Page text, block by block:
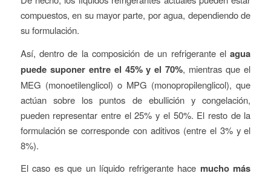
compuestos, en su mayor parte, por agua, dependiendo de
su formulación.
Así, dentro de la composición de un refrigerante elagua
puede suponer entre el 45% y el 70%, mientras que el
MEG (monoetilenglicol) o MPG (monopropilenglicol), que
actúan sobre los puntos de ebullición y congelación,
pueden representar entre el 25% y el 50%. El resto de la
formulación se corresponde con aditivos (entre el 3% y el
8%).
El caso es que un líquido refrigerante hace mucho más